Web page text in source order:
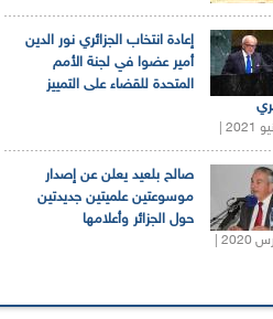
إعادة انتخاب الجزائري نور الدين
أمير عضوا في لجنة الأمم
المتحدة للقضاء على التمييز
صالح بلعيد يعلن عن إصدار
موسوعتين علميتين جديدتين
حول الجزائر وأعلامها